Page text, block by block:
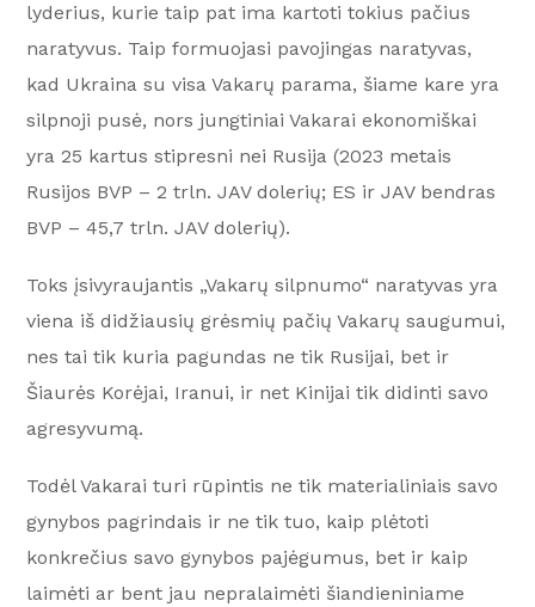
lyderius, kurie taip pat ima kartoti tokius pačius
naratyvus. Taip formuojasi pavojingas naratyvas,
kad Ukraina su visa Vakarų parama, šiame kare yra
silpnoji pusė, nors jungtiniai Vakarai ekonomiškai
yra 25 kartus stipresni nei Rusija (2023 metais
Rusijos BVP – 2 trln. JAV dolerių; ES ir JAV bendras
BVP – 45,7 trln. JAV dolerių).
Toks įsivyraujantis „Vakarų silpnumo“ naratyvas yra
viena iš didžiausių grėsmių pačių Vakarų saugumui,
nes tai tik kuria pagundas ne tik Rusijai, bet ir
Šiaurės Korėjai, Iranui, ir net Kinijai tik didinti savo
agresyvumą.
Todėl Vakarai turi rūpintis ne tik materialiniais savo
gynybos pagrindais ir ne tik tuo, kaip plėtoti
konkrečius savo gynybos pajėgumus, bet ir kaip
laimėti ar bent jau nepralaimėti šiandieniniame